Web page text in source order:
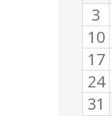
3
10
17
24
31